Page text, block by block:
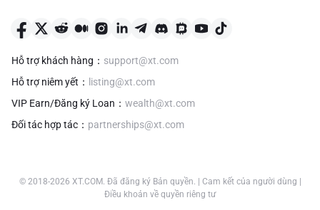
Thấp nhất 24H$ 0.002319
Hỗ trợ khách hàng ： support@xt.com
Hỗ trợ niêm yết ：
listing@xt.com
VIP Earn/Đăng ký Loan ： wealth@xt.com
Đối tác hợp tác ： partnerships@xt.com
© 2018-2026 XT.COM. Đã đăng ký Bản quyền. Cam kết của người dùng
Điều khoản về quyền riêng tư